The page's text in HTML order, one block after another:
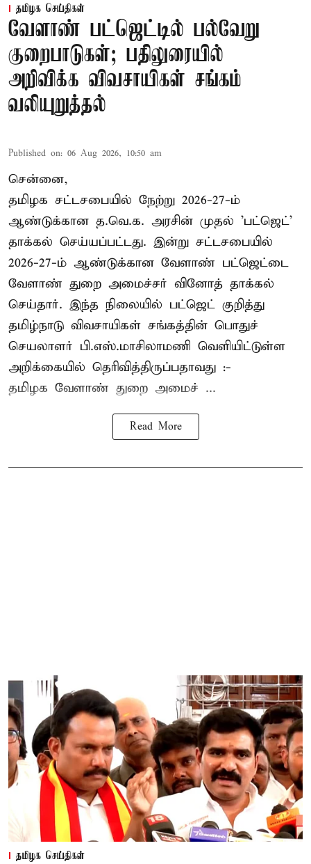
தமிழக செய்திகள்
வேளாண் பட்ஜெட்டில் பல்வேறு
குறைபாடுகள்; பதிலுரையில்
அறிவிக்க விவசாயிகள் சங்கம்
வலியுறுத்தல்
Published on: 06 Aug 2026, 10:50 am
சென்னை,
தமிழக சட்டசபையில் நேற்று 2026-27-ம்
ஆண்டுக்கான த.வெ.க. அரசின் முதல் 'பட்ஜெட்'
தாக்கல் செய்யப்பட்டது. இன்று சட்டசபையில்
2026-27-ம் ஆண்டுக்கான வேளாண் பட்ஜெட்டை
வேளாண் துறை அமைச்சர் வினோத் தாக்கல்
செய்தார். இந்த நிலையில் பட்ஜெட் குறித்து
தமிழ்நாடு விவசாயிகள் சங்கத்தின் பொதுச்
செயலாளர் பி.எஸ்.மாசிலாமணி வெளியிட்டுள்ள
அறிக்கையில் தெரிவித்திருப்பதாவது :-
தமிழக வேளாண் துறை அமைச் ...
Read More
தமிழக செய்திகள்